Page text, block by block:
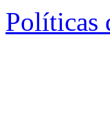
Políticas